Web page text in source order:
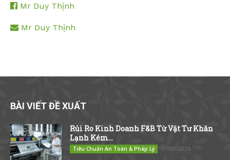
Mr Duy Thịnh
Mr Duy Thịnh
BÀI VIẾT ĐỀ XUẤT
Rủi Ro Kinh Doanh F&B Từ Vật Tư Khăn
Lạnh Kém...
Tiêu Chuẩn An Toàn & Pháp Lý 07/08/2026